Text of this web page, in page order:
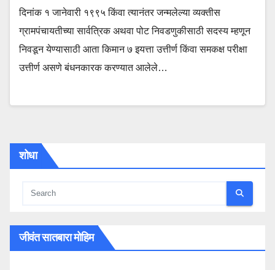
दिनांक १ जानेवारी १९९५ किंवा त्यानंतर जन्मलेल्या व्यक्तीस
ग्रामपंचायतीच्या सार्वत्रिक अथवा पोट निवडणुकीसाठी सदस्य म्हणून
निवडून येण्यासाठी आता किमान ७ इयत्ता उत्तीर्ण किंवा समकक्ष परीक्षा
उत्तीर्ण असणे बंधनकारक करण्यात आलेले…
शोधा
जीवंत सातबारा मोहिम